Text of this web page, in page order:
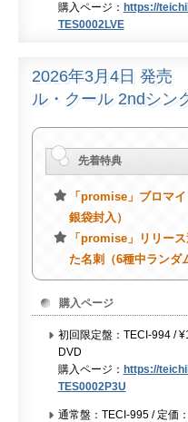
購入ページ： https://
TES0002LVE
2026年3月4日 発売
ル・クール 2ndシン
先着特典
「promise」ブロマ
銀袋封入）
「promise」リリー
た名刺（6種中ランダ
購入ページ
初回限定盤：TECI-994 /
DVD
購入ページ： https://
TES0002P3U
通常盤：TECI-995 / 定価